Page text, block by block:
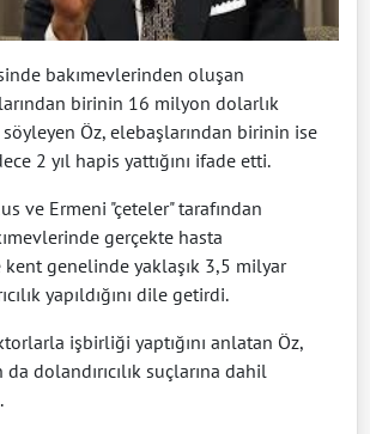
bakımevlerinden oluşan
birinin 16 milyon dolarlık
söyleyen Öz, elebaşlarından birinin ise
2 yıl hapis yattığını ifade etti.
ve Ermeni "çeteler" tarafından
gerçekte hasta
kent genelinde yaklaşık 3,5 milyar
yapıldığını dile getirdi.
işbirliği yaptığını anlatan Öz,
dolandırıcılık suçlarına dahil